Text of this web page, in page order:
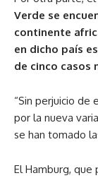
Verde se
continente
en dicho país
de cinco casos
“Sin perjuicio
por la nueva
se han tomado
El Hamburg,